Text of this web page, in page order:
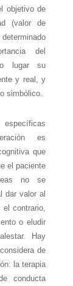
objetivo de
(valor de
del
lugar su
y real, y
simbólico.
específicas
es
que
el paciente
no se
dar valor al
contrario,
o eludir
Hay
de
la terapia
conducta